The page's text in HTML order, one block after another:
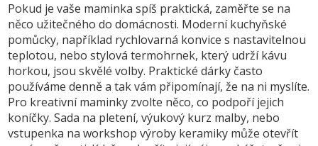
Pokud je vaše maminka spíš praktická, zaměřte se na
něco užitečného do domácnosti. Moderní kuchyňské
pomůcky, například rychlovarná konvice s nastavitelnou
teplotou, nebo stylová termohrnek, který udrží kávu
horkou, jsou skvělé volby. Praktické dárky často
používáme denně a tak vám připomínají, že na ni myslíte.
Pro kreativní maminky zvolte něco, co podpoří jejich
koníčky. Sada na pletení, výukový kurz malby, nebo
vstupenka na workshop výroby keramiky může otevřít